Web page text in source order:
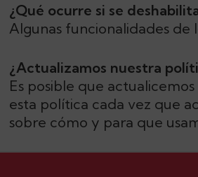
¿Qué ocurre si se
Algunas funcionalidades de
¿Actualizamos nuestra
Es posible que
esta política cada vez que
sobre cómo y para que